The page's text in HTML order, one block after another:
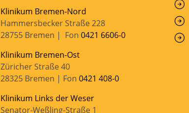
Klinikum Bremen-Nord
Hammersbecker Straße 228
28755 Bremen | Fon0421 6606-0
Klinikum Bremen-Ost
Züricher Straße 40
28325 Bremen | Fon0421 408-0
Klinikum Links der Weser
Senator-Weßling-Straße 1